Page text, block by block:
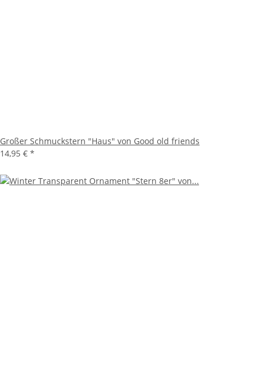
Großer Schmuckstern "Haus" von Good old friends
14,95 € *